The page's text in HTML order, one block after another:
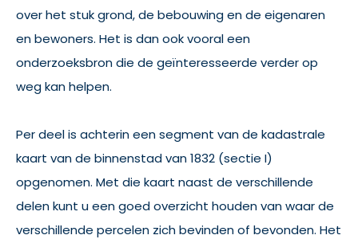
over het stuk grond, de bebouwing en de eigenaren
en bewoners. Het is dan ook vooral een
onderzoeksbron die de geïnteresseerde verder op
weg kan helpen.
Per deel is achterin een segment van de kadastrale
kaart van de binnenstad van 1832 (sectie I)
opgenomen. Met die kaart naast de verschillende
delen kunt u een goed overzicht houden van waar de
verschillende percelen zich bevinden of bevonden. Het